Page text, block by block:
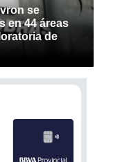
se
en 44 áreas
de